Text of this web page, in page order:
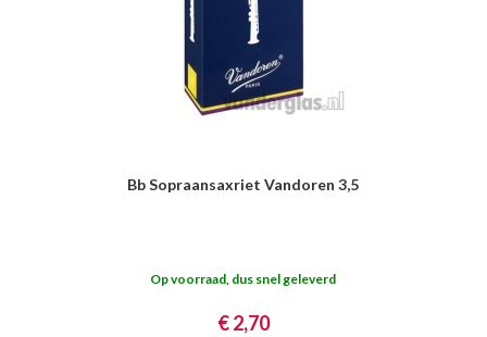
Bb Sopraansaxriet Vandoren 3,5
Op voorraad, dus snel geleverd
€ 2,70